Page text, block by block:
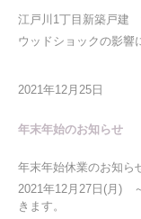
江戸川1丁目新築戸建
ウッドショックの影響
2021年12月25日
年末年始のお知らせ
年末年始休業のお知ら
2021年12月27日(月)
きます。